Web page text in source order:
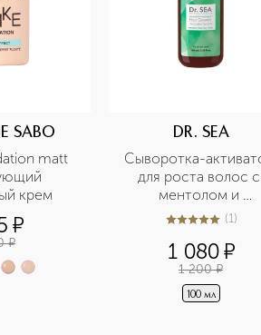
SABO
matt
крем
¤
¤
DR. SEA
Сыворотка-
для роста волос с
ментолом и
5из 51 (1)
1 080¤
1 200 ¤
100 мл